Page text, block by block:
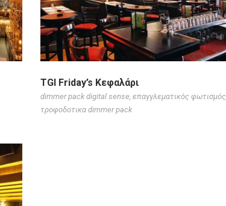
TGI Friday’s Κεφαλάρι
dimmer pack digital sense επαγγλεματικός φωτισμός
τροφοδοτικα dimmer pack